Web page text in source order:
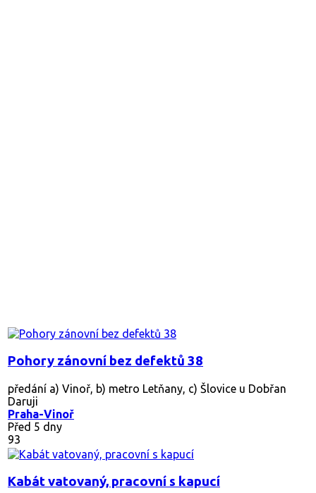
Pohory zánovní bez defektů 38
předání a) Vinoř, b) metro Letňany, c) Šlovice u Dobřan
Daruji
Praha-Vinoř
Před 5 dny
93
Kabát vatovaný, pracovní s kapucí